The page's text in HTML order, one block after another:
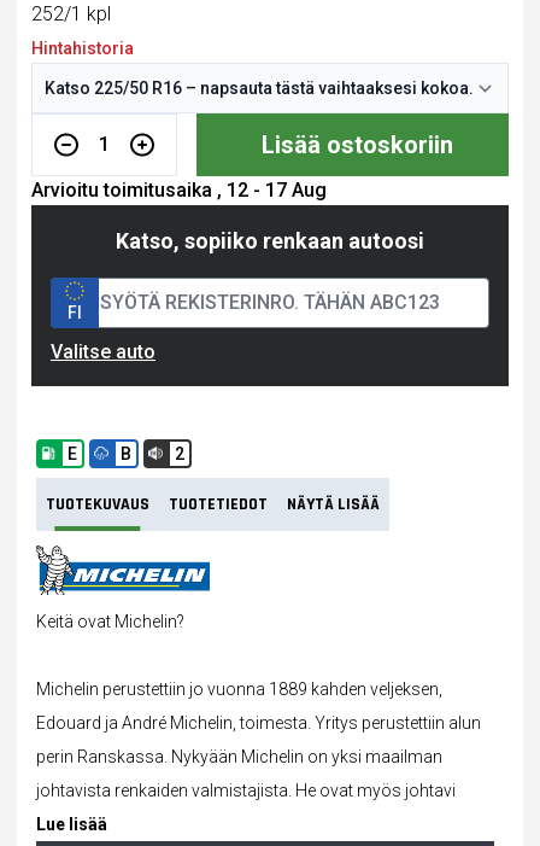
252/1 kpl
Hintahistoria
1 Lisää ostoskoriin
Arvioitu toimitusaika , 12 - 17 Aug
Katso, sopiiko renkaan autoosi
FI
Valitse auto
E B 2
TUOTEKUVAUS TUOTETIEDOT NÄYTÄ LISÄÄ
Keitä ovat Michelin?
Michelin perustettiin jo vuonna 1889 kahden veljeksen,
Edouard ja André Michelin, toimesta. Yritys perustettiin alun
perin Ranskassa. Nykyään Michelin on yksi maailman
johtavista renkaiden valmistajista. He ovat myös johtavi
Lue lisää